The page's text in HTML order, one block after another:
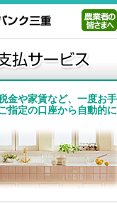
金や家賃など、一度お
指定の口座から自動的